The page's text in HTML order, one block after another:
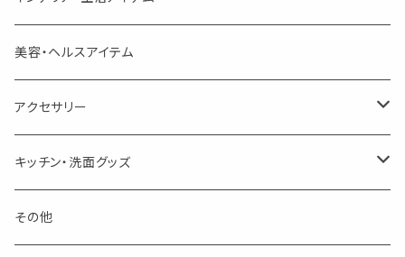
箱入りアソート
リップ容器
スクリュー容器
チューブ
スライドケース
道具
線香
サシェ・香り袋
ディフューザー
アロマオイルウォーマー
アロマストーン
記号（ハート,星,etc）
音楽・楽器
ページオープナー・ワイドクリップ
ポストカード・メッセージカード
フック・マグネット・画鋲
ステッカー・マスキングテープ・付箋
オブジェ
キャンドル・お香
ウォールアイテム
フック・マグネット・画鋲
収納・小物トレー
美容・ヘルスアイテム
アクセサリー
ブローチ・ピンバッチ
ピアス
キッチン・洗面グッズ
カトラリー
その他